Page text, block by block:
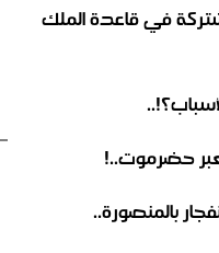
في قاعدة الملك
حضرموت..!
بالمنصورة..